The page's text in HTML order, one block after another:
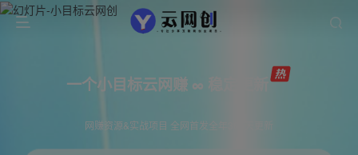
一个小目标云网赚 ∞ 稳定更新
网赚资源&实战项目 全网首发全年365天更新